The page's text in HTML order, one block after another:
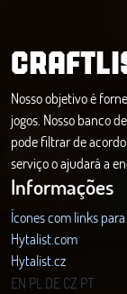
Nosso objetivo é
jogos. Nosso banco
pode filtrar de
serviço o ajudará a
Informações
Ícones com links
Hytalist.com
Hytalist.cz
Hytamods.org
EN PL DECZ PT